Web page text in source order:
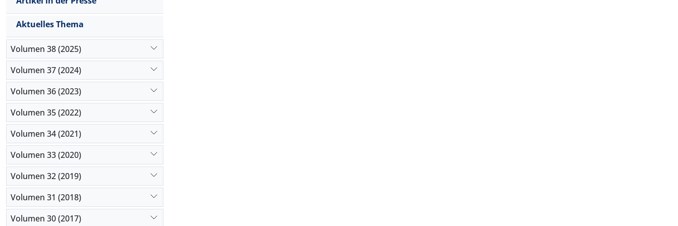
Aktuelles Thema
Volumen 38 (2025)
Volumen 37 (2024)
Volumen 36 (2023)
Volumen 35 (2022)
Volumen 34 (2021)
Volumen 33 (2020)
Volumen 32 (2019)
Volumen 31 (2018)
Volumen 30 (2017)